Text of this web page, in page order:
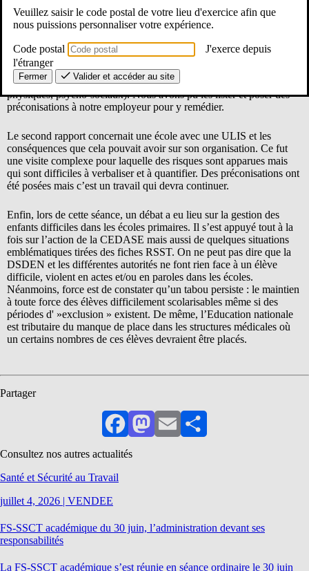
Le premier rapport de visite exposé concernait les infirmières et les
infirmiers de l’Education nationale. Cette visite spécifique à un
corps a permis de découvrir la situation de personnels « isolés » et
trop souvent « oubliés » dans leurs spécificités. Comme beaucoup
d’agents de notre ministères elles et ils en font toujours plus qu’elles
et ils ne le devraient, dépassant leurs missions et leur temps de
travail et, par la-même, s’exposant à de nombreux risques (routiers,
physiques, psycho-sociaux). Nous avons pu les lister et poser des
préconisations à notre employeur pour y remédier.
Le second rapport concernait une école avec une ULIS et les
conséquences que cela pouvait avoir sur son organisation. Ce fut
une visite complexe pour laquelle des risques sont apparues mais
qui sont difficiles à verbaliser et à quantifier. Des préconisations ont
été posées mais c’est un travail qui devra continuer.
Enfin, lors de cette séance, un débat a eu lieu sur la gestion des
enfants difficiles dans les écoles primaires. Il s’est appuyé tout à la
fois sur l’action de la CEDASE mais aussi de quelques situations
emblématiques tirées des fiches RSST. On ne peut pas dire que la
DSDEN et les différentes autorités ne font rien face à un élève
difficile, violent en actes et/ou en paroles dans les écoles.
Néanmoins, force est de constater qu’un tabou persiste : le maintien
à toute force des élèves difficilement scolarisables même si des
périodes d' »exclusion » existent. De même, l’Education nationale
est tributaire du manque de place dans les structures médicales où
un certains nombres de ces élèves devraient être placés.
Partager
FacebookMastodon
EmailPartager
Consultez nos autres actualités
Santé et Sécurité au Travail
juillet 4, 2026 | VENDEE
FS-SSCT académique du 30 juin, l’administration devant ses
responsabilités
La FS-SSCT académique s’est réunie en séance ordinaire le 30 juin
Veuillez saisir le code postal de votre lieu d'exercice afin que
nous puissions personnaliser votre expérience.
Code postal
J'exerce depuis
l'étranger
Fermer Valider et accéder au site